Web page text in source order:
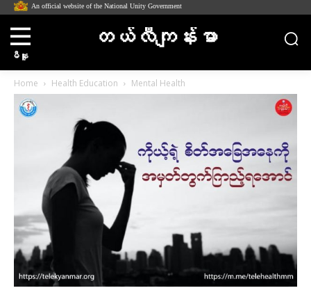
An official website of the National Unity Government
မီနူး
တယ်လီကျန်းမာ
Home Health Education Mental Health